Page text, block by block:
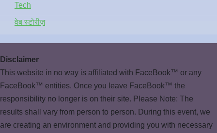
Tech
वेब स्टोरीज़
Disclaimer
This website in no way is affiliated with FaceBook™ or any
FaceBook™ entities. Once you leave FaceBook™ the
responsibility no longer is on their site. Please Note: The
results shall vary from person to person. During this event, we
are creating an environment and providing you with necessary